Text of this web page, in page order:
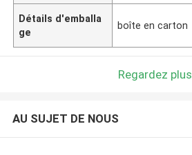
Détails d'emballa
ge
boîte en carton
Regardez plus
AU SUJET DE NOUS